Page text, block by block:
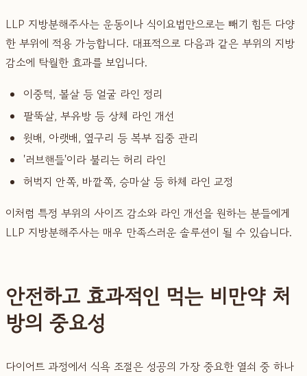
LLP 지방분해주사는 운동이나 식이요법만으로는 빼기 힘든 다양
한 부위에 적용 가능합니다. 대표적으로 다음과 같은 부위의 지방
감소에 탁월한 효과를 보입니다.
이중턱, 볼살 등 얼굴 라인 정리
팔뚝살, 부유방 등 상체 라인 개선
윗배, 아랫배, 옆구리 등 복부 집중 관리
'러브핸들'이라 불리는 허리 라인
허벅지 안쪽, 바깥쪽, 승마살 등 하체 라인 교정
이처럼 특정 부위의 사이즈 감소와 라인 개선을 원하는 분들에게
LLP 지방분해주사는 매우 만족스러운 솔루션이 될 수 있습니다.
안전하고 효과적인 먹는 비만약 처
방의 중요성
다이어트 과정에서 식욕 조절은 성공의 가장 중요한 열쇠 중 하나